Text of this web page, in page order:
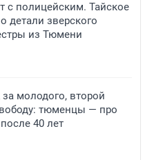
с полицейским. Тайское
детали зверского
из Тюмени
молодого, второй
тюменцы — про
40 лет